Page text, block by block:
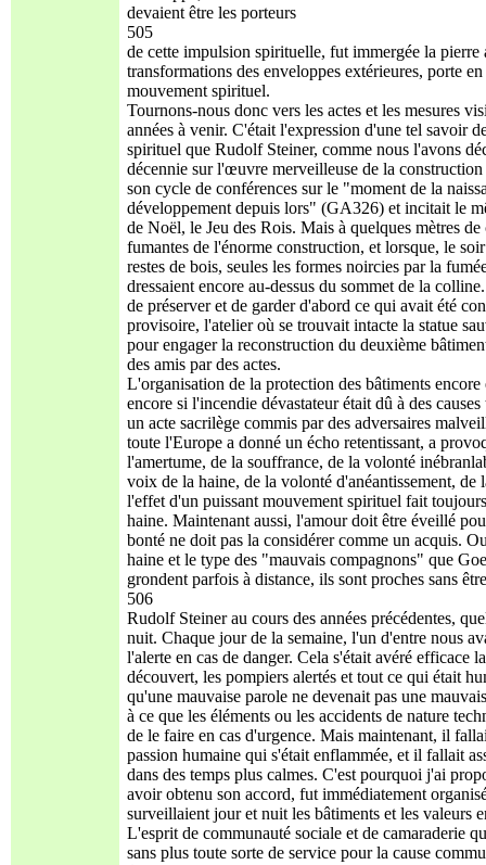
devaient être les porteurs
505
de cette impulsion spirituelle, fut immergée la
transformations des enveloppes extérieures, porte
mouvement spirituel.
Tournons-nous donc vers les actes et les mesures
années à venir. C'était l'expression d'une tel savoir
spirituel que Rudolf Steiner, comme nous l'avons
décennie sur l'œuvre merveilleuse de la
son cycle de conférences sur le "moment de la
développement depuis lors" (GA326) et incitait le
de Noël, le Jeu des Rois. Mais à quelques mètres
fumantes de l'énorme construction, et lorsque, le
restes de bois, seules les formes noircies par la
dressaient encore au-dessus du sommet de la
de préserver et de garder d'abord ce qui avait été
provisoire, l'atelier où se trouvait intacte la statue
pour engager la reconstruction du deuxième
des amis par des actes.
L'organisation de la protection des bâtiments
encore si l'incendie dévastateur était dû à des
un acte sacrilège commis par des adversaires
toute l'Europe a donné un écho retentissant, a
l'amertume, de la souffrance, de la volonté
voix de la haine, de la volonté d'anéantissement, de
l'effet d'un puissant mouvement spirituel fait
haine. Maintenant aussi, l'amour doit être éveillé
bonté ne doit pas la considérer comme un acquis.
haine et le type des "mauvais compagnons" que
grondent parfois à distance, ils sont proches sans
506
Rudolf Steiner au cours des années précédentes,
nuit. Chaque jour de la semaine, l'un d'entre nous
l'alerte en cas de danger. Cela s'était avéré
découvert, les pompiers alertés et tout ce qui était
qu'une mauvaise parole ne devenait pas une
à ce que les éléments ou les accidents de nature
de le faire en cas d'urgence. Mais maintenant, il
passion humaine qui s'était enflammée, et il fallait
dans des temps plus calmes. C'est pourquoi j'ai
avoir obtenu son accord, fut immédiatement
surveillaient jour et nuit les bâtiments et les valeurs
L'esprit de communauté sociale et de camaraderie
sans plus toute sorte de service pour la cause